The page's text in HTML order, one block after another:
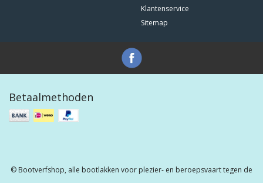
Klantenservice
Sitemap
Betaalmethoden
© Bootverfshop, alle bootlakken voor plezier- en beroepsvaart tegen de